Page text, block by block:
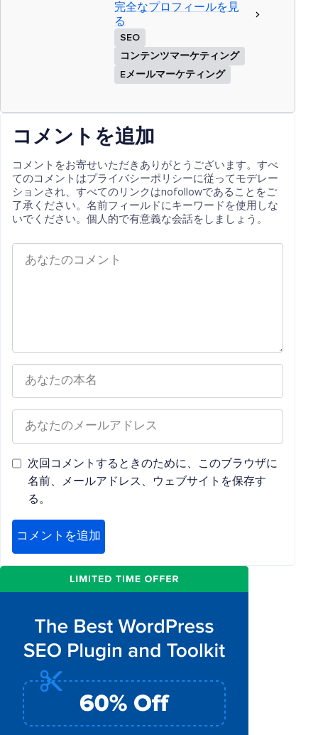
完全なプロフィールを見
る
SEO
コンテンツマーケティング
Eメールマーケティング
コメントを追加
コメントをお寄せいただきありがとうございます。すべ
てのコメントはプライバシーポリシーに従ってモデレー
ションされ、すべてのリンクはnofollowであることをご
了承ください。名前フィールドにキーワードを使用しな
いでください。個人的で有意義な会話をしましょう。
次回コメントするときのために、このブラウザに
名前、メールアドレス、ウェブサイトを保存す
る。